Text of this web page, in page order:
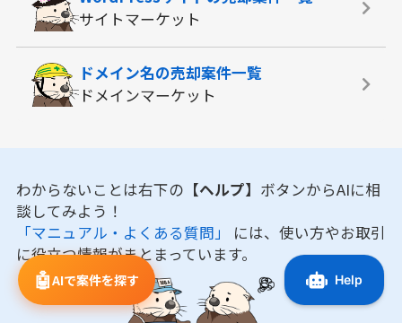
🤖AIで案件を探す
サイトマーケット
ドメイン名の売却案件一覧
ドメインマーケット
わからないことは右下の 【ヘルプ】 ボタンからAIに相
談してみよう！
「マニュアル・よくある質問」 には、使い方やお取引
に役立つ情報がまとまっています。